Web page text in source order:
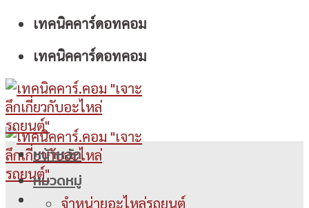
Skip
content
เทคนิคคาร์ดอทคอม
เทคนิคคาร์ดอทคอม
หน้าหลัก
หมวดหมู่
จำหน่ายอะไหล่รถยนต์